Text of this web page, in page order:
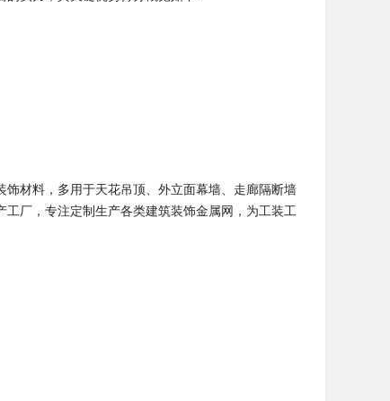
材料，多用于天花吊顶、外立面幕墙、走廊隔断墙
厂，专注定制生产各类建筑装饰金属网，为工装工